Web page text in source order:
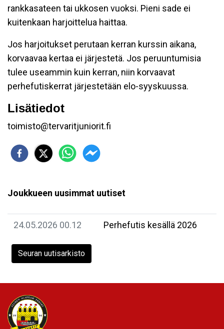
rankkasateen tai ukkosen vuoksi. Pieni sade ei
kuitenkaan harjoittelua haittaa.
Jos harjoitukset perutaan kerran kurssin aikana,
korvaavaa kertaa ei järjestetä. Jos peruuntumisia
tulee useammin kuin kerran, niin korvaavat
perhefutiskerrat järjestetään elo-syyskuussa.
Lisätiedot
toimisto@tervaritjuniorit.fi
Joukkueen uusimmat uutiset
24.05.2026 00.12 Perhefutis kesällä 2026
Seuran uutisarkisto